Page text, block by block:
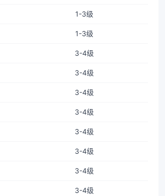
1-3级
1-3级
3-4级
3-4级
3-4级
3-4级
3-4级
3-4级
3-4级
3-4级